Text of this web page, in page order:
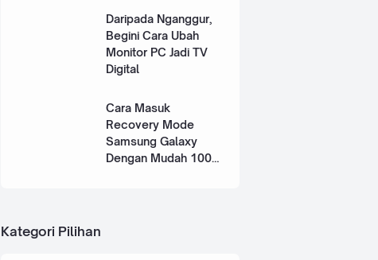
Daripada Nganggur,
Begini Cara Ubah
Monitor PC Jadi TV
Digital
Cara Masuk
Recovery Mode
Samsung Galaxy
Dengan Mudah 100%
Kategori Pilihan